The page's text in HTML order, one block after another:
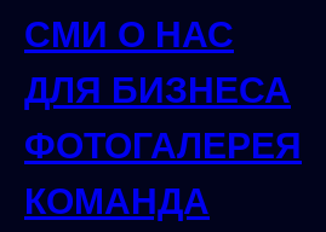
СМИ О НАС
ДЛЯ БИЗНЕСА
ФОТОГАЛЕРЕЯ
КОМАНДА